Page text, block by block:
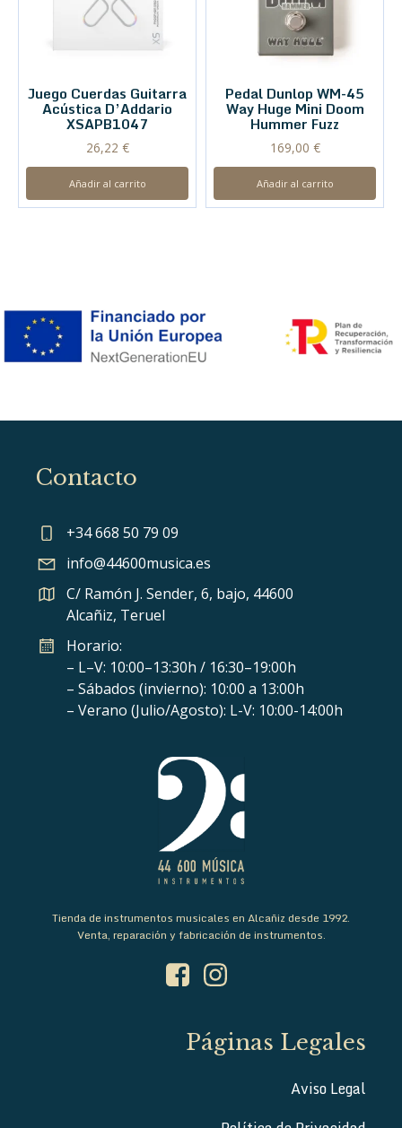
Juego Cuerdas Guitarra
Acústica D’Addario
XSAPB1047
26,22 €
Añadir al carrito
Pedal Dunlop WM-45
Way Huge Mini Doom
Hummer Fuzz
169,00 €
Añadir al carrito
Contacto
+34 668 50 79 09
info@44600musica.es
C/ Ramón J. Sender, 6, bajo, 44600
Alcañiz, Teruel
Horario:
– L–V: 10:00–13:30h / 16:30–19:00h
– Sábados (invierno): 10:00 a 13:00h
– Verano (Julio/Agosto): L-V: 10:00-14:00h
Tienda de instrumentos musicales en Alcañiz desde 1992.
Venta, reparación y fabricación de instrumentos.
Páginas Legales
Aviso Legal